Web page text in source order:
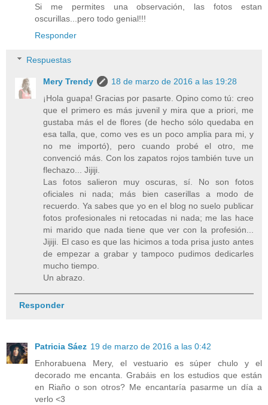
Si me permites una observación, las fotos estan
oscurillas...pero todo genial!!!
Responder
Respuestas
Mery Trendy
18 de marzo de 2016 a las 19:28
¡Hola guapa! Gracias por pasarte. Opino como tú: creo
que el primero es más juvenil y mira que a priori, me
gustaba más el de flores (de hecho sólo quedaba en
esa talla, que, como ves es un poco amplia para mi, y
no me importó), pero cuando probé el otro, me
convenció más. Con los zapatos rojos también tuve un
flechazo... Jijiji.
Las fotos salieron muy oscuras, sí. No son fotos
oficiales ni nada; más bien caserillas a modo de
recuerdo. Ya sabes que yo en el blog no suelo publicar
fotos profesionales ni retocadas ni nada; me las hace
mi marido que nada tiene que ver con la profesión...
Jijiji. El caso es que las hicimos a toda prisa justo antes
de empezar a grabar y tampoco pudimos dedicarles
mucho tiempo.
Un abrazo.
Responder
Patricia Sáez 19 de marzo de 2016 a las 0:42
Enhorabuena Mery, el vestuario es súper chulo y el
decorado me encanta. Grabáis en los estudios que están
en Riaño o son otros? Me encantaría pasarme un día a
verlo <3